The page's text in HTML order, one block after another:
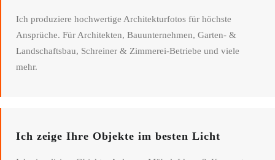
Ich produziere hochwertige Architekturfotos für höchste
Ansprüche. Für Architekten, Bauunternehmen, Garten- &
Landschaftsbau, Schreiner & Zimmerei-Betriebe und viele
mehr.
Ich zeige Ihre Objekte im besten Licht